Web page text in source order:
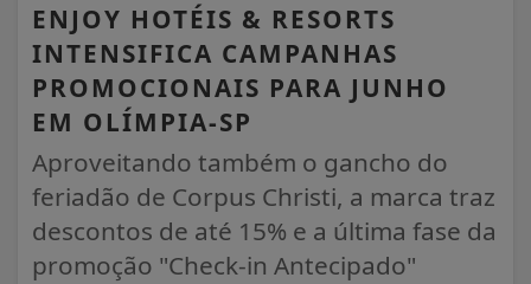
ENJOY HOTÉIS & RESORTS
INTENSIFICA CAMPANHAS
PROMOCIONAIS PARA JUNHO
EM OLÍMPIA-SP
Aproveitando também o gancho do
feriadão de Corpus Christi, a marca traz
descontos de até 15% e a última fase da
promoção "Check-in Antecipado"